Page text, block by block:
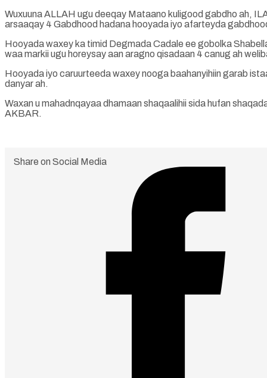
Wuxuuna ALLAH ugu deeqay Mataano kuligood gabdho ah,
arsaaqay 4 Gabdhood hadana hooyada iyo afarteyda
Hooyada waxey ka timid Degmada Cadale ee gobolka
waa markii ugu horeysay aan aragno qisadaan 4 canug ah
Hooyada iyo caruurteeda waxey nooga baahanyihiin garab
danyar ah.
Waxan u mahadnqayaa dhamaan shaqaalihii sida hufan
AKBAR.
Share on Social Media